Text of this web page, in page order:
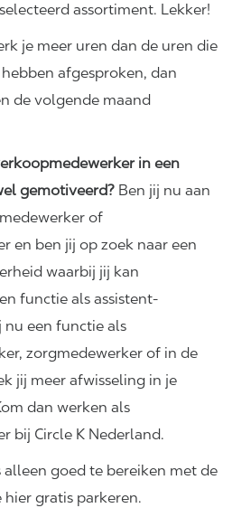
assortiment. Lekker!
je meer uren dan de uren die
afgesproken, dan
de volgende maand
in een
gemotiveerd? Ben jij nu aan
of
en ben jij op zoek naar een
waarbij jij kan
functie als assistent-
nu een functie als
zorgmedewerker of in de
jij meer afwisseling in je
dan werken als
bij Circle K Nederland.
alleen goed te bereiken met de
gratis parkeren.